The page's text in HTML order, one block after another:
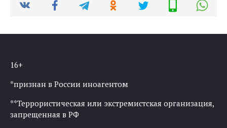
16+
*признан в России иноагентом
**Террористическая или экстремистская организация,
запрещенная в РФ